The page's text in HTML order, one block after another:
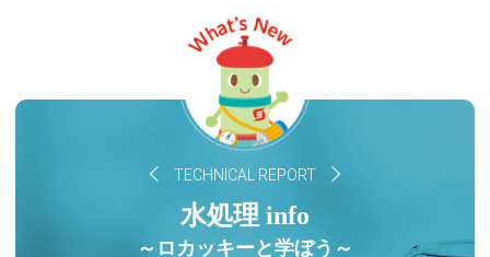
TECHNICAL REPORT
水処理 info
～ロカッキーと学ぼう～